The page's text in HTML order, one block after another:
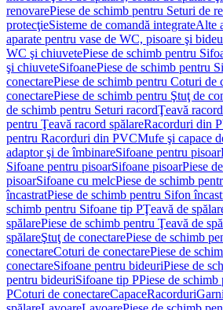
renovarePiese de schimb pentru Seturi de
protecţieSisteme de comandă integrateAlte
aparate pentru vase de WC, pisoare şi
WC şi chiuvetePiese de schimb pentru
şi chiuveteSifoanePiese de schimb pentru
conectarePiese de schimb pentru Coturi de
conectarePiese de schimb pentru Ştuţ de
de schimb pentru Seturi racordŢeavă
pentru Ţeavă racord spălareRacorduri din
pentru Racorduri din PVCMufe şi capace
adaptor şi de îmbinareSifoane pentru pisoar
Sifoane pentru pisoarSifoane pisoarPiese
pisoarSifoane cu melcPiese de schimb
încastratPiese de schimb pentru Sifon
schimb pentru Sifoane tip PŢeavă de
spălarePiese de schimb pentru Ţeavă de
spălareŞtuţ de conectarePiese de schimb
conectareCoturi de conectarePiese de
conectareSifoane pentru bideuriPiese de
pentru bideuriSifoane tip PPiese de
PCoturi de conectareCapaceRacorduri